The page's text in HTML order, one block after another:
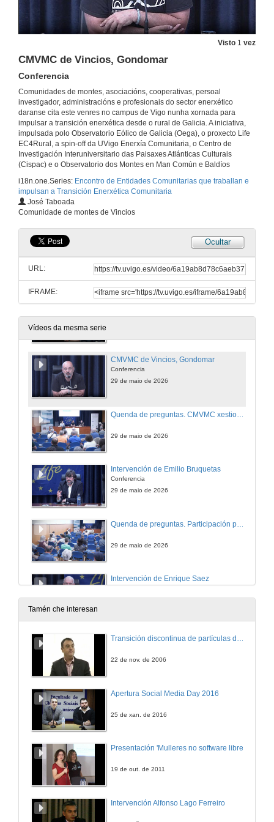
Visto 1 vez
CMVMC de Vincios, Gondomar
Conferencia
Comunidades de montes, asociacións, cooperativas, persoal
investigador, administracións e profesionais do sector enerxético
daranse cita este venres no campus de Vigo nunha xornada para
impulsar a transición enerxética desde o rural de Galicia. A iniciativa,
impulsada polo Observatorio Eólico de Galicia (Oega), o proxecto Life
EC4Rural, a spin-off da UVigo Enerxía Comunitaria, o Centro de
Investigación Interuniversitario das Paisaxes Atlánticas Culturais
(Cispac) e o Observatorio dos Montes en Man Común e Baldíos
i18n.one.Series: Encontro de Entidades Comunitarias que traballan e
impulsan a Transición Enerxética Comunitaria
José Taboada
Comunidade de montes de Vincios
Ocultar
URL:
IFRAME:
Vídeos da mesma serie
TAMEIGA
29 de maio de 2026
CMVMC de Cabeiras
29 de maio de 2026
Nosa Enerxía
29 de maio de 2026
Quenda de preguntas. Proxectos comunitarios de transición enerxética. Preguntas
29 de maio de 2026
Tenza Consultores
CMVMC de Vincios, Gondomar
Conferencia
29 de maio de 2026
29 de maio de 2026
Intervención de Emilio Bruquetas
Conferencia
29 de maio de 2026
29 de maio de 2026
Intervención de Enrique Saez
29 de maio de 2026
Intervención de Manuel Meixide
Conferencia
Intervención de Xavier Simón
Conferencia
Intervención de Enrique Gil Santos
Conferencia
Tamén che interesan
Transición discontinua de partículas de microgel termosensible
22 de nov. de 2006
Apertura Social Media Day 2016
25 de xan. de 2016
Presentación 'Mulleres no software libre'
19 de out. de 2011
Intervención Alfonso Lago Ferreiro